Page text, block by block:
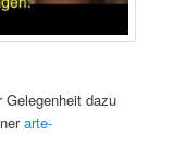
Gelegenheit dazu
arte-